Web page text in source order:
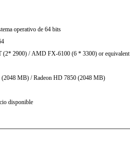
operativo de 64 bits
(2* 2900) / AMD FX-6100 (6 * 3300) or equivalent
MB) / Radeon HD 7850 (2048 MB)
disponible